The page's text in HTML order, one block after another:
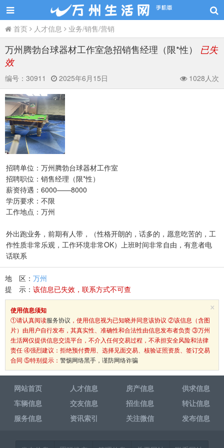
首页 人才信息 业务/销售/营销
万州腾勃台球器材工作室急招销售经理（限*性） 已失
效
编号： 30911 2025年6月15日 1028人次
招聘单位：万州腾勃台球器材工作室
招聘职位：销售经理（限*性）
薪资待遇：6000——8000
学历要求：不限
工作地点：万州
外出跑业务，前期有人带，（性格开朗的，话多的，愿意吃苦的，工
作性质非常乐观，工作环境非常OK）上班时间非常自由，有意者电
话联系
地 区： 万州
提 示： 该信息已失效，联系方式不可查
×
使用信息须知
①请认真阅读服务协议 ，使用信息视为已知晓并同意该协议 ②该信息（含图
片）由用户自行发布，其真实性、准确性和合法性由信息发布者负责 ③万州
生活网仅提供信息交流平台，不介入任何交易过程，不承担安全风险和法律
责任 ④强烈建议：拒绝预付费用、选择见面交易、核验证照资质、签订交易
合同 ⑤特别提示： 警惕网络黑手，谨防网络诈骗
网站首页 人才信息 房产信息
供求信息
车辆信息
交友信息 招生信息
转让信息
服务信息
资讯索引 关注微信 发布信息